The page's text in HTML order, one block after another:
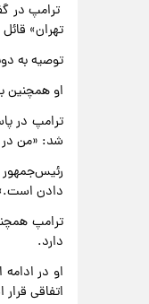
ترامپ در
تهران»
توصیه به
او همچنین
شد: «من در
رئیس‌جمهور
دادن
ترامپ
دارد.
او در
اتفاقی